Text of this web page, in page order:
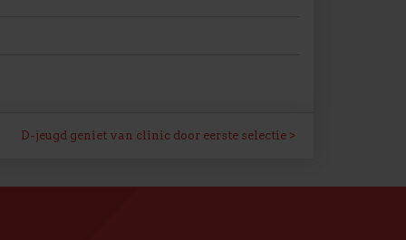
D-jeugd geniet van clinic door eerste selectie